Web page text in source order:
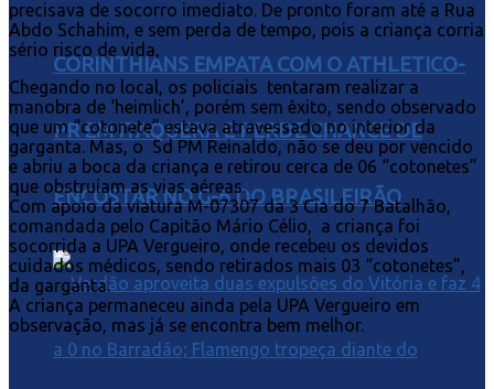
CORINTHIANS EMPATA COM O ATHLETICO-
PR EM ITAQUERA E PERDE CHANCE DE
ENCOSTAR NO G-6 DO BRASILEIRÃO
precisava de socorro imediato. De pronto foram até a Rua
Abdo Schahim, e sem perda de tempo, pois a criança corria
sério risco de vida,
Chegando no local, os policiais tentaram realizar a
manobra de ‘heimlich’, porém sem êxito, sendo observado
que um “cotonete” estava atravessado no interior da
garganta. Mas, o Sd PM Reinaldo, não se deu por vencido
e abriu a boca da criança e retirou cerca de 06 “cotonetes”
que obstruíam as vias aéreas.
Com apoio da viatura M-07307 da 3 Cia do 7 Batalhão,
comandada pelo Capitão Mário Célio, a criança foi
socorrida a UPA Vergueiro, onde recebeu os devidos
cuidados médicos, sendo retirados mais 03 “cotonetes”,
da garganta.
A criança permaneceu ainda pela UPA Vergueiro em
observação, mas já se encontra bem melhor.